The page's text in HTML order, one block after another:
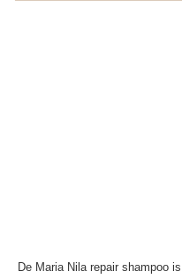
De Maria Nila repair shampoo